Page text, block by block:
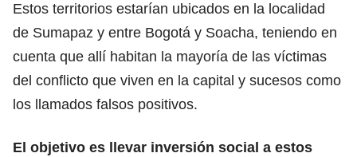
Estos territorios estarían ubicados en la localidad
de Sumapaz y entre Bogotá y Soacha, teniendo en
cuenta que allí habitan la mayoría de las víctimas
del conflicto que viven en la capital y sucesos como
los llamados falsos positivos.
El objetivo es llevar inversión social a estos